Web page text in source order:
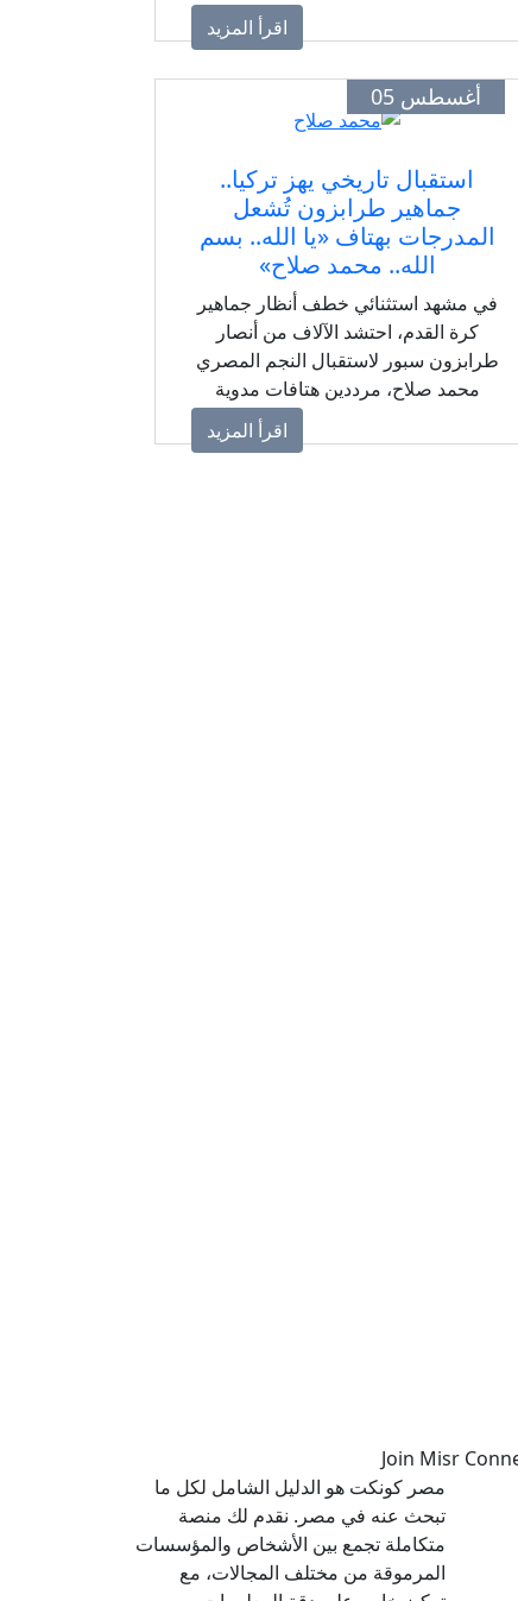
صفقة تستهدف زيادة القوة الهجومية
للفريق قبل انطلاق الموسم الجديد.
اقرأ المزيد
أغسطس 05
استقبال تاريخي يهز تركيا..
جماهير طرابزون تُشعل
المدرجات بهتاف «يا الله.. بسم
الله.. محمد صلاح»
في مشهد استثنائي خطف أنظار جماهير
كرة القدم، احتشد الآلاف من أنصار
طرابزون سبور لاستقبال النجم المصري
محمد صلاح، مرددين هتافات مدوية
حملت رسائل الحب والدعم، في بداية
رحلة جديدة ينتظرها الجميع بشغف داخل
اقرأ المزيد
مصر كونكت هو الدليل الشامل لكل ما
تبحث عنه في مصر. نقدم لك منصة
متكاملة تجمع بين الأشخاص والمؤسسات
المرموقة من مختلف المجالات، مع